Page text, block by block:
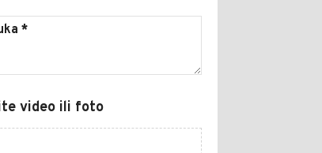
video ili foto